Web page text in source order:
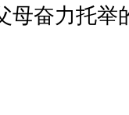
母奋力托举